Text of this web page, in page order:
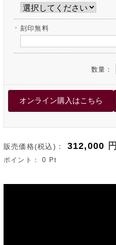
刻印無料
数量：
販売価格(税込)： 312,000 円
ポイント：0 Pt